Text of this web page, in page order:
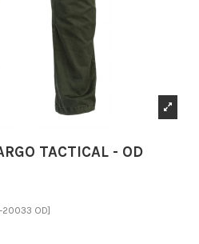
TACTICAL - OD
20033 OD]